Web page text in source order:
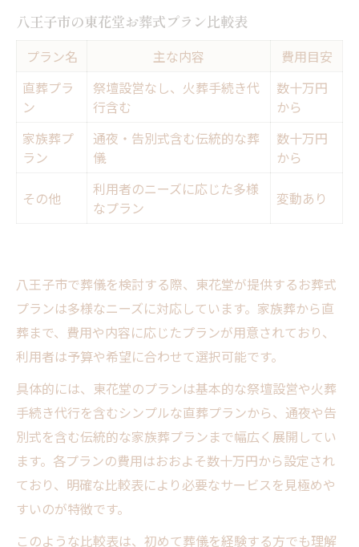
直葬費用相場と東花堂お葬式の比較表
費用を抑えたい方へ直葬のポイント解説
八王子市で直葬を選ぶときの注意事項
直葬サポートセンター活用のコツ
東花堂お葬式で安心できる直葬プラン
八王子市での補助金活用法を徹底解説
八王子市の補助金制度早見表
東花堂お葬式で申請できる補助金の種類
葬儀相談会で知る補助金最新情報
一番お金がかからない葬式選びのヒント
直葬・東花堂お葬式の費用比較表
費用最小化を目指す葬儀プランの選び方
一番お金がかからない葬式の特徴とは
直葬サポートセンターを活用する方法
八王子市で最安葬式を実現するポイント
八王子市の東花堂お葬式プラン比較表
プラン名 主な内容
費用目安
直葬プラ
ン
祭壇設営なし、火葬手続き代
行含む
数十万円
から
家族葬プ
ラン
通夜・告別式含む伝統的な葬
儀
数十万円
から
その他
利用者のニーズに応じた多様
なプラン
変動あり
八王子市で葬儀を検討する際、東花堂が提供するお葬式
プランは多様なニーズに対応しています。家族葬から直
葬まで、費用や内容に応じたプランが用意されており、
利用者は予算や希望に合わせて選択可能です。
具体的には、東花堂のプランは基本的な祭壇設営や火葬
手続き代行を含むシンプルな直葬プランから、通夜や告
別式を含む伝統的な家族葬プランまで幅広く展開してい
ます。各プランの費用はおおよそ数十万円から設定され
ており、明確な比較表により必要なサービスを見極めや
すいのが特徴です。
このような比較表は、初めて葬儀を経験する方でも理解